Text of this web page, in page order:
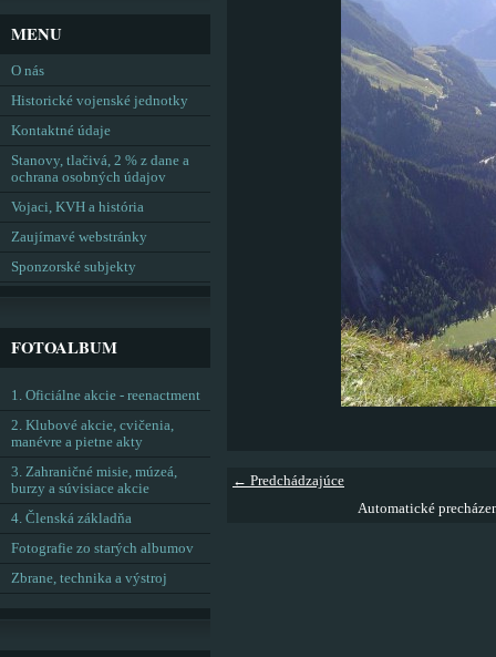
← Predchádzajúce
Automatické
MENU
O nás
Historické vojenské jednotky
Kontaktné údaje
Stanovy, tlačivá, 2 % z dane a
ochrana osobných údajov
Vojaci, KVH a história
Zaujímavé webstránky
Sponzorské subjekty
FOTOALBUM
1. Oficiálne akcie - reenactment
2. Klubové akcie, cvičenia,
manévre a pietne akty
3. Zahraničné misie, múzeá,
burzy a súvisiace akcie
4. Členská základňa
Fotografie zo starých albumov
Zbrane, technika a výstroj